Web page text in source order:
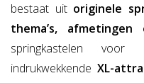
bestaat uit originele
thema’s,
springkastelen
indrukwekkendeXL-